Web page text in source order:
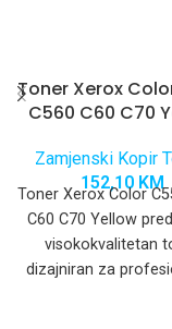
Toner Xerox
C560 C60 C70
Zamjenski Kopir
152,10 KM
Toner Xerox Color
C60 C70 Yellow
visokokvalitetan
dizajniran za